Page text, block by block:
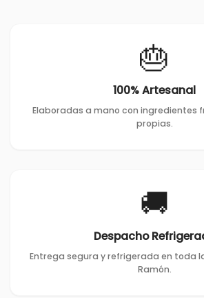
🎂
100% Artesanal
Elaboradas a mano con ingredientes
propias.
🚚
Despacho
Entrega segura y refrigerada en toda
Ramón.